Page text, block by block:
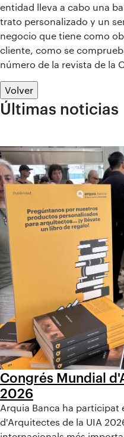
entidad lleva a cabo una
trato personalizado y un
negocio que tiene como
cliente, como se
número de la revista de la
Volver
Últimas noticias
Congrés Mundial
2026
Arquia Banca ha participat
d'Arquitectes de la UIA